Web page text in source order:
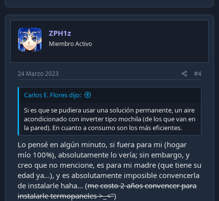
ZPH1z
Miembro Activo
24 Marzo 2023 #4
Carlos E. Flores dijo:
Si es que se pudiera usar una solución permanente, un aire
acondicionado con inverter tipo mochila (de los que van en
la pared). En cuanto a consumo son los más eficientes.
Lo pensé en algún minuto, si fuera para mi (hogar
mío 100%), absolutamente lo vería; sin embargo, y
creo que no mencione, es para mi madre (que tiene su
edad ya...), y es absolutamente imposible convencerla
de instalarle haha... (me costo 2 años convencer para
instalarle termopaneles >_<")